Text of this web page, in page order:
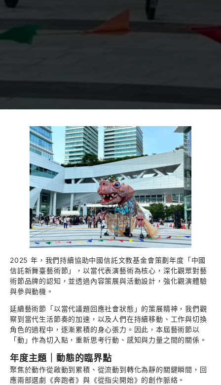
2025 年，我們持續協助中國信託文教基金會策劃年度「中國
信託新舞臺藝術節」，以當代表演藝術為核心，深化觀眾對藝
術節品牌的認知，並透過內容策展與活動設計，強化觀演體驗
與參與動機。
延續藝術節「以當代議題回應社會狀態」的策展精神，我們觀
察到當代生活節奏的加速，以及人們在持續移動、工作與切換
角色的過程中，逐漸累積的身心張力。因此，本屆藝術節以
「動」作為切入點，重新思考行動、感知與力量之間的關係。
年度主題｜動態的臨界點
聚焦於動作從啟動到累積、從流動到轉化為靜的關鍵瞬間，回
應兩部選劇《奔跑者》與《從指尖開始》的創作脈絡。